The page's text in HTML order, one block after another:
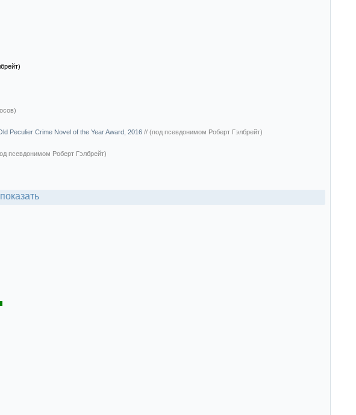
Peculier Crime Novel of the Year Award, 2016 // (под псевдонимом Роберт Гэлбрейт)
псевдонимом Роберт Гэлбрейт)
показать